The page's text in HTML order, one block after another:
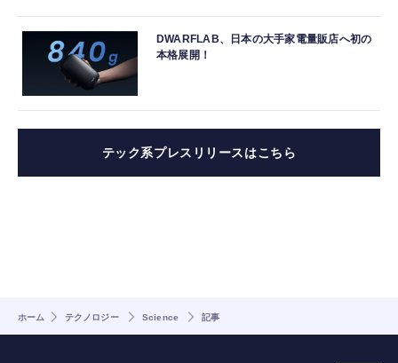
DWARFLAB、日本の大手家電量販店へ初の
本格展開！
テック系プレスリリースはこちら
ホーム テクノロジー Science 記事